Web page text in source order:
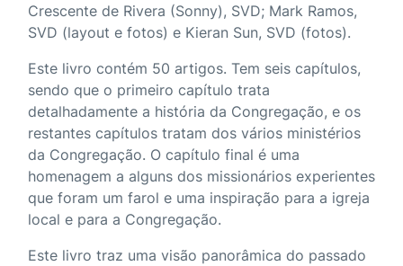
Crescente de Rivera (Sonny), SVD; Mark Ramos,
SVD (layout e fotos) e Kieran Sun, SVD (fotos).
Este livro contém 50 artigos. Tem seis capítulos,
sendo que o primeiro capítulo trata
detalhadamente a história da Congregação, e os
restantes capítulos tratam dos vários ministérios
da Congregação. O capítulo final é uma
homenagem a alguns dos missionários experientes
que foram um farol e uma inspiração para a igreja
local e para a Congregação.
Este livro traz uma visão panorâmica do passado